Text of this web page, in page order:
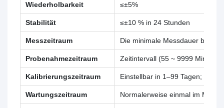
Wiederholbarkeit ≤±5%
Stabilität ≤±10 % in 24 Stunden
Messzeitraum Die minimale Messdauer
Probenahmezeitraum Zeitintervall (55 ~ 9999
Kalibrierungszeitraum Einstellbar in 1–99 Tagen;
Wartungszeitraum Normalerweise einmal im